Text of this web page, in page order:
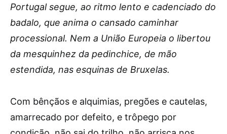
Portugal segue, ao ritmo lento e cadenciado do
badalo, que anima o cansado caminhar
processional. Nem a União Europeia o libertou
da mesquinhez da pedinchice, de mão
estendida, nas esquinas de Bruxelas.
Com bênçãos e alquimias, pregões e cautelas,
amarrecado por defeito, e trôpego por